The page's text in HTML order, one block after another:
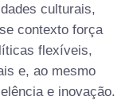
culturais,
contexto força
flexíveis,
e, ao mesmo
e inovação.